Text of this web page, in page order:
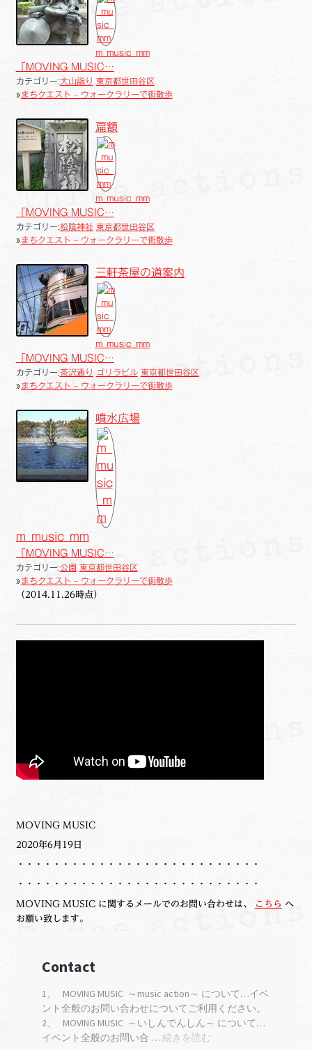
m_music_mm
「MOVING MUSIC…
カテゴリー:大山詣り 東京都世田谷区
»まちクエスト – ウォークラリーで街散歩
扁額
m_music_mm
「MOVING MUSIC…
カテゴリー:松陰神社 東京都世田谷区
»まちクエスト – ウォークラリーで街散歩
三軒茶屋の道案内
m_music_mm
「MOVING MUSIC…
カテゴリー:茶沢通り ゴリラビル 東京都世田谷区
»まちクエスト – ウォークラリーで街散歩
噴水広場
m_music_mm
「MOVING MUSIC…
カテゴリー:公園 東京都世田谷区
»まちクエスト – ウォークラリーで街散歩
（2014.11.26時点）
MOVING MUSIC
2020年6月19日
・・・・・・・・・・・・・・・・・・・・・・・・・・・
・・・・・・・・・・・・・・・・・・・・・・・・・・・
MOVING MUSIC に関するメールでのお問い合わせは、 こちら へ
お願い致します。